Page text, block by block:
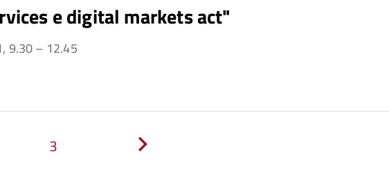
e digital markets act"
9.30 – 12.45
3